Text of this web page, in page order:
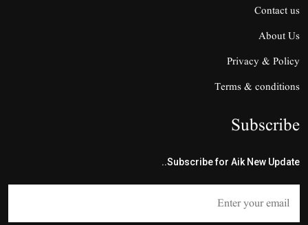
Contact us
About Us
Privacy & Policy
Terms & conditions
Subscribe
Subscribe for Aik New Update..